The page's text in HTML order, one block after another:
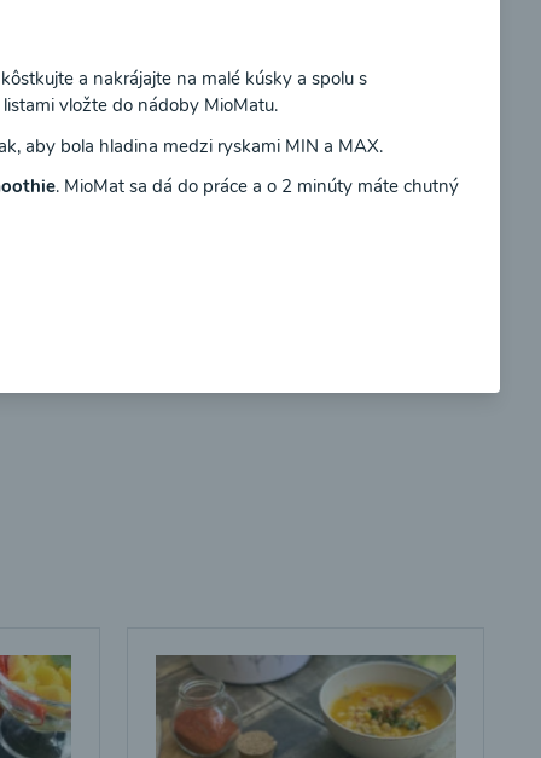
Brokolicové cappuccino
a nakrájajte na malé kúsky a spolu s
vložte do nádoby MioMatu.
aby bola hladina medzi ryskami MIN a MAX.
. MioMat sa dá do práce a o 2 minúty máte chutný
Súhlasím